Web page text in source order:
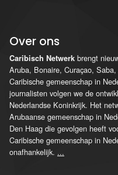
Over ons
Caribisch Netwerk brengt
Aruba, Bonaire, Curaçao,
Caribische gemeenschap in
journalisten volgen we de
Nederlandse Koninkrijk. Het
Arubaanse gemeenschap in
Den Haag die gevolgen heeft
Caribische gemeenschap in
onafhankelijk. ...